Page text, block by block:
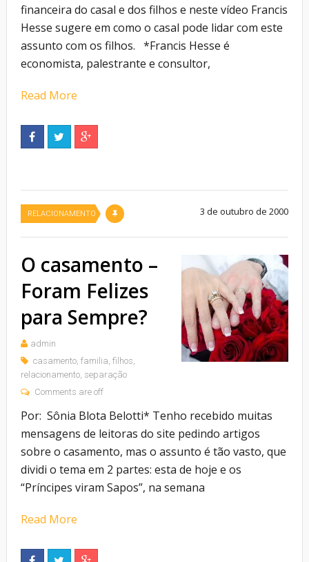
financeira do casal e dos filhos e neste vídeo Francis
Hesse sugere em como o casal pode lidar com este
assunto com os filhos. *Francis Hesse é
economista, palestrante e consultor,
Read More
RELACIONAMENTO 3 de outubro de 2000
O casamento –
Foram Felizes
para Sempre?
admin
casamento, familia, filhos,
relacionamento, separação
Comments are off
Por: Sônia Blota Belotti* Tenho recebido muitas
mensagens de leitoras do site pedindo artigos
sobre o casamento, mas o assunto é tão vasto, que
dividi o tema em 2 partes: esta de hoje e os
“Príncipes viram Sapos”, na semana
Read More